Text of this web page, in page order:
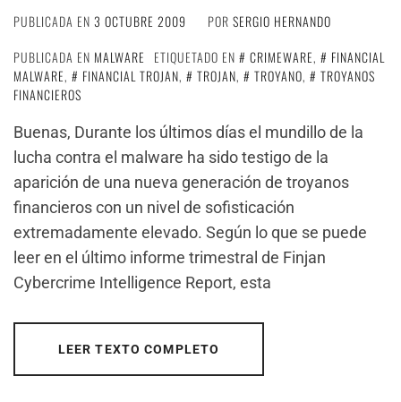
PUBLICADA EN 3 OCTUBRE 2009 POR SERGIO HERNANDO
PUBLICADA EN MALWARE ETIQUETADO EN CRIMEWARE,
FINANCIAL
MALWARE, FINANCIAL TROJAN, TROJAN, TROYANO,
TROYANOS
FINANCIEROS
Buenas, Durante los últimos días el mundillo de la
lucha contra el malware ha sido testigo de la
aparición de una nueva generación de troyanos
financieros con un nivel de sofisticación
extremadamente elevado. Según lo que se puede
leer en el último informe trimestral de Finjan
Cybercrime Intelligence Report, esta
LEER TEXTO COMPLETO